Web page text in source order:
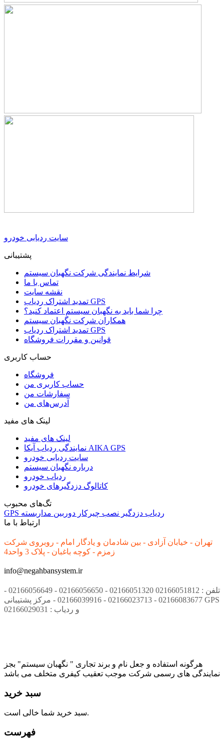
سایت ردیابی خودرو
پشتیبانی
شرایط نمایندگی شرکت نگهبان سیستم
تماس با ما
نقشه سایت
تمدید اشتراک ردیاب GPS
چرا شما باید به نگهبان سیستم اعتماد کنید؟
همکاران شرکت نگهبان سیستم
تمدید اشتراک ردیاب GPS
قوانین و مقررات فروشگاه
حساب کاربری
فروشگاه
حساب کاربری من
سفارشات من
آدرس‌های من
لینک های مفید
لینک های مفید
نمایندگی ردیاب آیکا AIKA GPS
سایت ردیابی خودرو
درباره نگهبان سیستم
ردیاب خودرو
کاتالوگ دزدگیرهای خودرو
تگ‌های محبوب
GPS
ردیاب دزدگیر نصب چیرکار دوربین مداربسته
ارتباط با ما
تهران - خیابان آزادی - بین شادمان و یادگار امام - روبروی شرکت
زمزم - کوچه باغبان - پلاک 3 واحد4
info@negahbansystem.ir
تلفن : 02166051812 02166051320 - 02166056650 - 02166056649 -
02166083677 - 02166023713 - 02166039916 - مرکز پشتیبانی GPS
و ردیاب : 02166029031
هرگونه استفاده و جعل نام و برند تجاری " نگهبان سیستم" بجز
نمایندگی های رسمی شرکت موجب تعقیب کیفری متخلف می باشد
سبد خرید
سبد خرید شما خالی است.
فهرست